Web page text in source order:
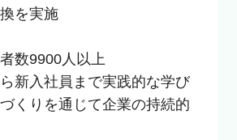
を実施
数9900人以上
新入社員まで実践的な学び
くりを通じて企業の持続的